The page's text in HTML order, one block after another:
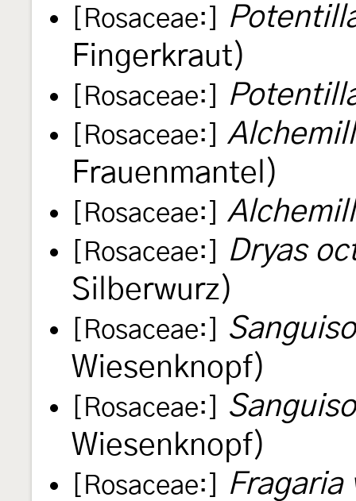
[Rosaceae:]
Fingerkraut)
[Rosaceae:]
[Rosaceae:]
Frauenmantel)
[Rosaceae:]
[Rosaceae:]
Dryas
Silberwurz)
[Rosaceae:]
Wiesenknopf)
[Rosaceae:]
Wiesenknopf)
[Rosaceae:] Fragaria